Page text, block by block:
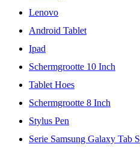
Lenovo
Android Tablet
Ipad
Schermgrootte 10 Inch
Tablet Hoes
Schermgrootte 8 Inch
Stylus Pen
Serie Samsung Galaxy Tab S